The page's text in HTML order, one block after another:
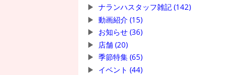
ナランハスタッフ雑記 (142)
動画紹介 (15)
お知らせ (36)
店舗 (20)
季節特集 (65)
イベント (44)